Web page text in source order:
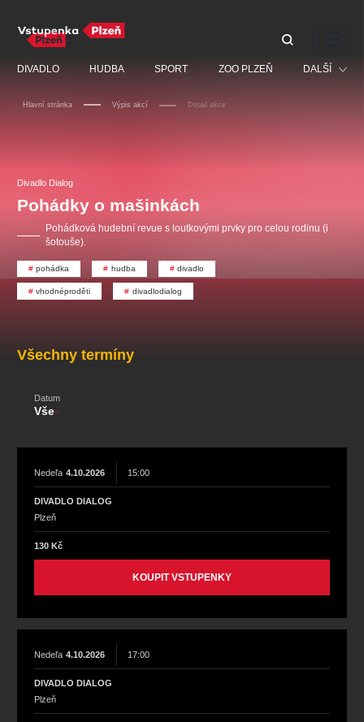
DIVADLO HUDBA SPORT ZOO PLZEŇ DALŠÍ
Pro děti
Hlavní stránka Výpis akcí Detail akce
Divadlo Dialog
Pohádky o mašinkách
Pohádková hudební revue s loutkovými prvky pro celou rodinu (i
šotouše).
pohádka hudba divadlo
vhodnéproděti divadlodialog
Všechny termíny
Datum
Vše
Nedeľa 4.10.2026 15:00
DIVADLO DIALOG
Plzeň
130 Kč
KOUPIT VSTUPENKY
Nedeľa 4.10.2026 17:00
DIVADLO DIALOG
Plzeň
Doporučujeme
JARO EVENT s.r.o.
Centrální rezervační
kancelář
Ostatní hledají
djkt